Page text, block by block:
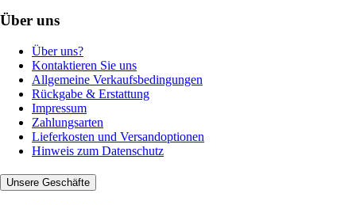
Über uns
Über uns?
Kontaktieren Sie uns
Allgemeine Verkaufsbedingungen
Rückgabe & Erstattung
Impressum
Zahlungsarten
Lieferkosten und Versandoptionen
Hinweis zum Datenschutz
Unsere Geschäfte